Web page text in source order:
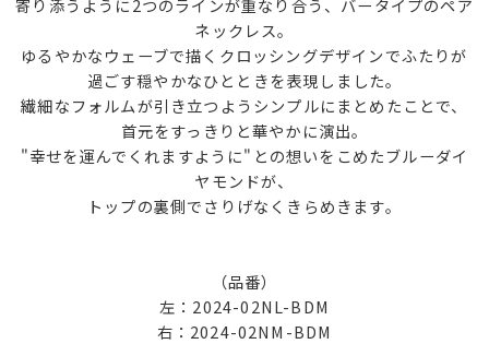
ネックレス。
ゆるやかなウェーブで描くクロッシングデザインでふたりが
過ごす穏やかなひとときを表現しました。
繊細なフォルムが引き立つようシンプルにまとめたことで、
首元をすっきりと華やかに演出。
"幸せを運んでくれますように"との想いをこめたブルーダイ
ヤモンドが、
トップの裏側でさりげなくきらめきます。
（品番）
左：2024-02NL-BDM
右：2024-02NM-BDM